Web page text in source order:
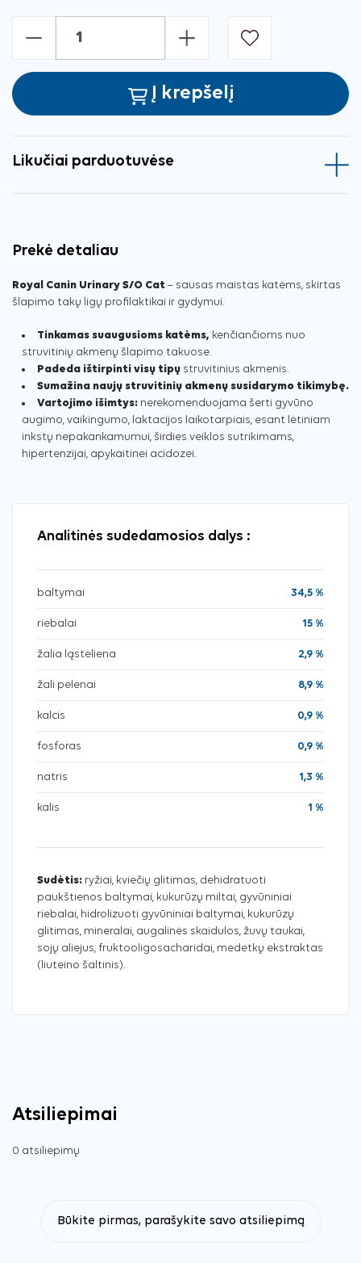
- +
Į krepšelį
Likučiai parduotuvėse
Prekė detaliau
Royal Canin Urinary S/O Cat – sausas maistas katėms, skirtas
šlapimo takų ligų profilaktikai ir gydymui.
Tinkamas suaugusioms katėms, kenčiančioms nuo
struvitinių akmenų šlapimo takuose.
Padeda ištirpinti visų tipų struvitinius akmenis.
Sumažina naujų struvitinių akmenų susidarymo tikimybę.
Vartojimo išimtys: nerekomenduojama šerti gyvūno
augimo, vaikingumo, laktacijos laikotarpiais, esant lėtiniam
inkstų nepakankamumui, širdies veiklos sutrikimams,
hipertenzijai, apykaitinei acidozei.
Analitinės sudedamosios dalys :
baltymai 34,5 %
riebalai 15 %
žalia ląsteliena 2,9 %
žali pelenai 8,9 %
kalcis 0,9 %
fosforas 0,9 %
natris 1,3 %
kalis 1 %
Sudėtis: ryžiai, kviečių glitimas, dehidratuoti
paukštienos baltymai, kukurūzų miltai, gyvūniniai
riebalai, hidrolizuoti gyvūniniai baltymai, kukurūzų
glitimas, mineralai, augalinės skaidulos, žuvų taukai,
sojų aliejus, fruktooligosacharidai, medetkų ekstraktas
(liuteino šaltinis).
Atsiliepimai
0 atsiliepimų
Būkite pirmas, parašykite savo atsiliepimą